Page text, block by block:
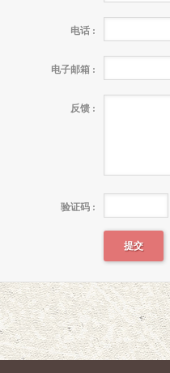
电话 :
电子邮箱 :
反馈 :
验证码 :